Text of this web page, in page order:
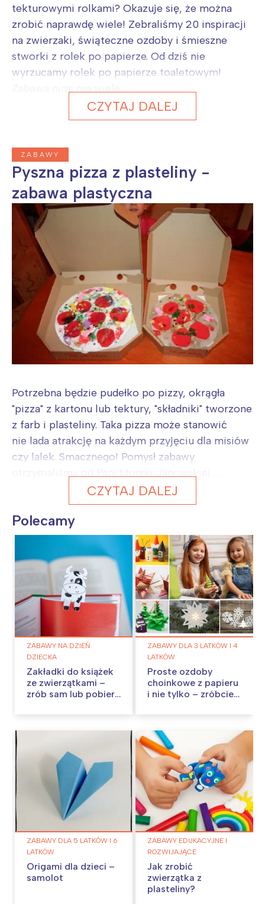
tekturowymi rolkami? Okazuje się, że można
zrobić naprawdę wiele! Zebraliśmy 20 inspiracji
na zwierzaki, świąteczne ozdoby i śmieszne
stworki z rolek po papierze. Od dziś nie
wyrzucamy rolek po papierze toaletowym!
CZYTAJ DALEJ
ZABAWY
Pyszna pizza z plasteliny -
zabawa plastyczna
Potrzebna będzie pudełko po pizzy, okrągła
"pizza" z kartonu lub tektury, "składniki" tworzone
z farb i plasteliny. Taka pizza może stanowić
nie lada atrakcję na każdym przyjęciu dla misiów
czy lalek. Smacznego! Pomysł zabawy
CZYTAJ DALEJ
Polecamy
ZABAWY NA DZIEŃ
DZIECKA
Zakładki do książek
ze zwierzątkami –
zrób sam lub pobierz
ZABAWY DLA 3 LATKÓW I 4
LATKÓW
Proste ozdoby
choinkowe z papieru
i nie tylko – zróbcie
ZABAWY DLA 5 LATKÓW I 6
LATKÓW
Origami dla dzieci –
samolot
ZABAWY EDUKACYJNE I
ROZWIJAJĄCE
Jak zrobić
zwierzątka z
plasteliny?